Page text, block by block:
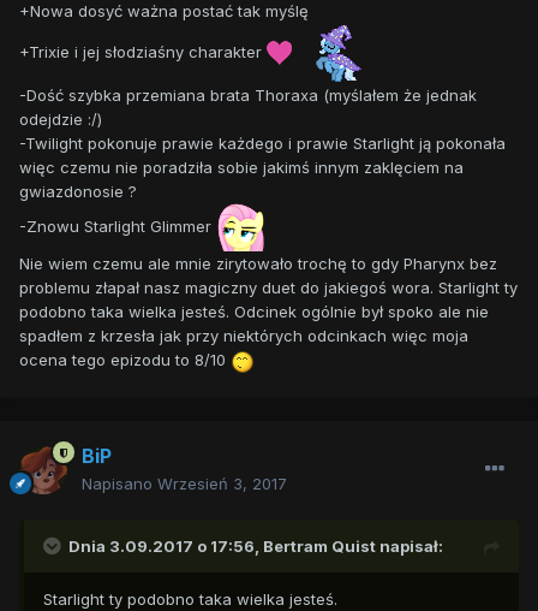
+Nowa dosyć ważna postać tak myślę
+Trixie i jej słodziaśny charakter
-Dość szybka przemiana brata Thoraxa (myślałem że jednak
odejdzie :/)
-Twilight pokonuje prawie każdego i prawie Starlight ją pokonała
więc czemu nie poradziła sobie jakimś innym zaklęciem na
gwiazdonosie ?
-Znowu Starlight Glimmer
Nie wiem czemu ale mnie zirytowało trochę to gdy Pharynx bez
problemu złapał nasz magiczny duet do jakiegoś wora. Starlight ty
podobno taka wielka jesteś. Odcinek ogólnie był spoko ale nie
spadłem z krzesła jak przy niektórych odcinkach więc moja
ocena tego epizodu to 8/10
BiP
Napisano Wrzesień 3, 2017
Dnia 3.09.2017 o 17:56, Bertram Quist napisał:
Starlight ty podobno taka wielka jesteś.